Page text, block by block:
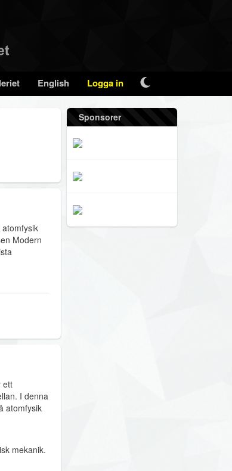
English Logga in
Modern
ett
I denna
atomfysik
mekanik.
Sponsorer